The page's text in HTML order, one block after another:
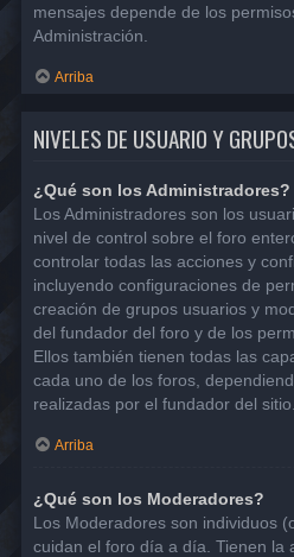
mensajes depende de los
Administración.
Arriba
NIVELES DE USUARIO Y
¿Qué son los Administradores?
Los Administradores son los
nivel de control sobre el foro
controlar todas las acciones y
incluyendo configuraciones de
creación de grupos usuarios y
del fundador del foro y de los
Ellos también tienen todas las
cada uno de los foros,
realizadas por el fundador del sitio.
Arriba
¿Qué son los Moderadores?
Los Moderadores son individuos
cuidan el foro día a día. Tienen la